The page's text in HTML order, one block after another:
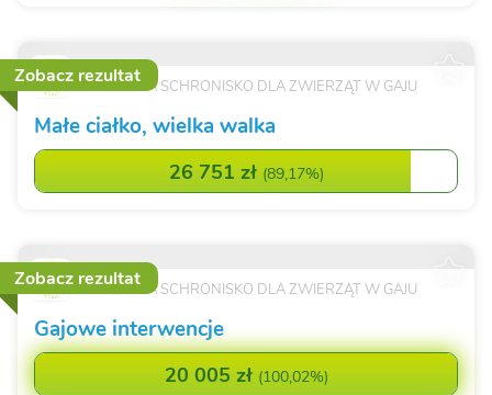
Zobacz rezultatFUNDACJA SCHRONISKO DLA ZWIERZĄT W GAJU
Małe ciałko, wielka walka
26 751 zł (89,17%)
Zobacz rezultatFUNDACJA SCHRONISKO DLA ZWIERZĄT W GAJU
Gajowe interwencje
20 005 zł (100,02%)